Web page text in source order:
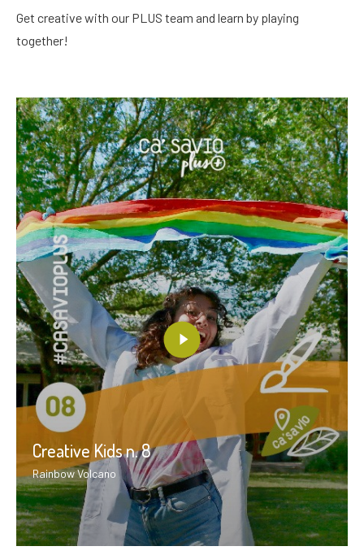
Get creative with our PLUS team and learn by playing
together!
Creative Kids n. 8
Rainbow Volcano